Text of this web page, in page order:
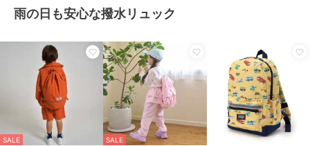
雨の日も安心な撥水リュック
SALE SALE